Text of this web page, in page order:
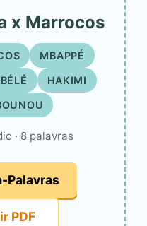
x Marrocos
MBAPPÉ
HAKIMI
· 8 palavras
Palavras
PDF